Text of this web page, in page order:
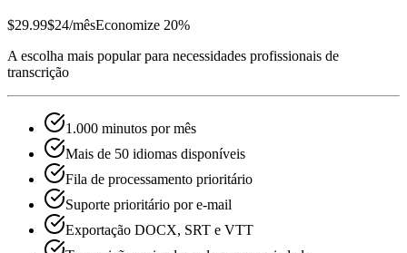
$29.99$24/mêsEconomize 20%
A escolha mais popular para necessidades profissionais de
transcrição
1.000 minutos por mês
Mais de 50 idiomas disponíveis
Fila de processamento prioritário
Suporte prioritário por e-mail
Exportação DOCX, SRT e VTT